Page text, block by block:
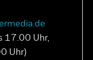
17.00 Uhr,
Uhr)